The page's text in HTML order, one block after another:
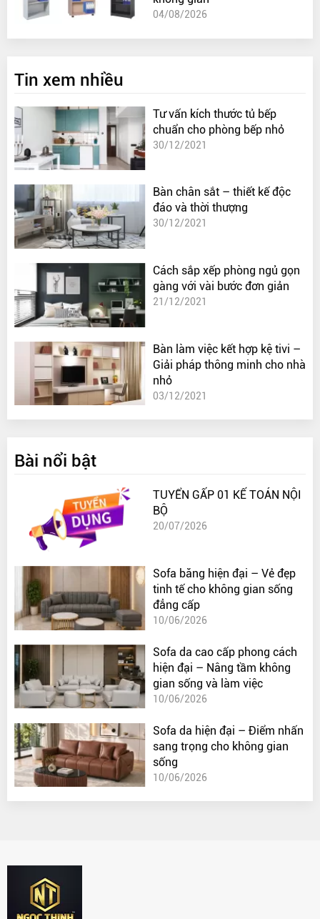
04/08/2026
Tin xem nhiều
Tư vấn kích thước tủ bếp
chuẩn cho phòng bếp nhỏ
30/12/2021
Bàn chân sắt – thiết kế độc
đáo và thời thượng
30/12/2021
Cách sắp xếp phòng ngủ gọn
gàng với vài bước đơn giản
21/12/2021
Bàn làm việc kết hợp kệ tivi –
Giải pháp thông minh cho nhà
nhỏ
03/12/2021
Bài nổi bật
TUYỂN GẤP 01 KẾ TOÁN NỘI
BỘ
20/07/2026
Sofa băng hiện đại – Vẻ đẹp
tinh tế cho không gian sống
đẳng cấp
10/06/2026
Sofa da cao cấp phong cách
hiện đại – Nâng tầm không
gian sống và làm việc
10/06/2026
Sofa da hiện đại – Điểm nhấn
sang trọng cho không gian
sống
10/06/2026